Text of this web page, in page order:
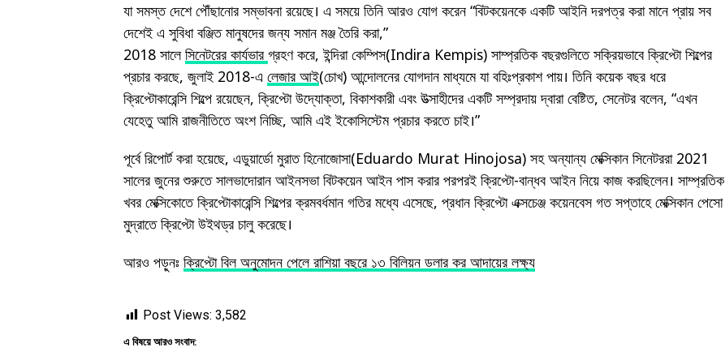
যা সমস্ত দেশে পৌঁছানোর সম্ভাবনা রয়েছে। এ সময়ে তিনি আরও যোগ করেন “বিটকয়েনকে একটি আইনি দরপত্র করা মানে প্রায় সব
দেশেই এ সুবিধা বঞ্জিত মানুষদের জন্য সমান মঞ্জ তৈরি করা,”
2018 সালেসিনেটরের কার্যভারগ্রহণ করে, ইন্দিরা কেম্পিস(Indira Kempis) সাম্প্রতিক বছরগুলিতে সক্রিয়ভাবে ক্রিপ্টো শিল্পের
প্রচার করছে, জুলাই 2018-এ লেজার আই(চোখ) আন্দোলনের যোগদান মাধ্যমে যা বহিঃপ্রকাশ পায়। তিনি কয়েক বছর ধরে
ক্রিপ্টোকারেন্সি শিল্পে রয়েছেন, ক্রিপ্টো উদ্যোক্তা, বিকাশকারী এবং উত্সাহীদের একটি সম্প্রদায় দ্বারা বেষ্টিত, সেনেটর বলেন, “এখন
যেহেতু আমি রাজনীতিতে অংশ নিচ্ছি, আমি এই ইকোসিস্টেম প্রচার করতে চাই।”
পূর্বে রিপোর্ট করা হয়েছে, এডুয়ার্ডো মুরাত হিনোজোসা(Eduardo Murat Hinojosa) সহ অন্যান্য মেক্সিকান সিনেটররা 2021
সালের জুনের শুরুতে সালভাদোরান আইনসভা বিটকয়েন আইন পাস করার পরপরই ক্রিপ্টো-বান্ধব আইন নিয়ে কাজ করছিলেন। সাম্প্রতিক
খবর মেক্সিকোতে ক্রিপ্টোকারেন্সি শিল্পের ক্রমবর্ধমান গতির মধ্যে এসেছে, প্রধান ক্রিপ্টো এক্সচেঞ্জ কয়েনবেস গত সপ্তাহে মেক্সিকান পেসো
মুদ্রাতে ক্রিপ্টো উইথড্র চালু করেছে।
আরও পড়ুনঃ ক্রিপ্টো বিল অনুমোদন পেলে রাশিয়া বছরে ১৩ বিলিয়ন ডলার কর আদায়ের লক্ষ্য
Post Views: 3,582
এ বিষয়ে আরও সংবাদ: